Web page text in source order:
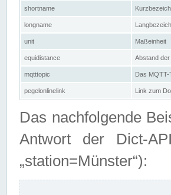
shortname
longname
unit Maßeinheit
equidistance Abstand
mqtttopic Das
pegelonlinelink Link zum
Das nachfolgende
Antwort der Dict-
„station=Münster“):